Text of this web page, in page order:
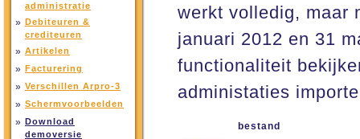
administratie
» Debiteuren &
crediteuren
» Artikelen
» Facturering
» Verschillen Arpro-3
» Schermvoorbeelden
» Download
demoversie
werkt volledig, maar
januari 2012 en 31
functionaliteit
administaties
bestand